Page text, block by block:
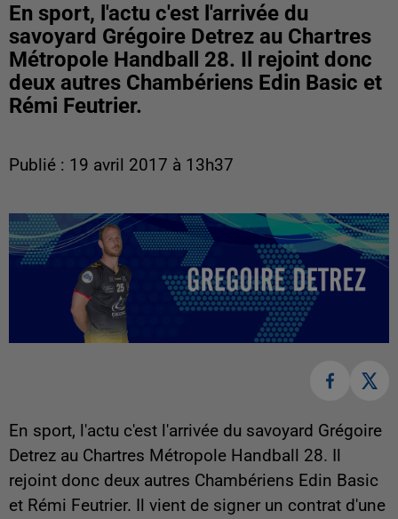
En sport, l'actu c'est l'arrivée du
savoyard Grégoire Detrez au Chartres
Métropole Handball 28. Il rejoint donc
deux autres Chambériens Edin Basic et
Rémi Feutrier.
Publié : 19 avril 2017 à 13h37
En sport, l'actu c'est l'arrivée du savoyard Grégoire
Detrez au Chartres Métropole Handball 28. Il
rejoint donc deux autres Chambériens Edin Basic
et Rémi Feutrier. Il vient de signer un contrat d'une